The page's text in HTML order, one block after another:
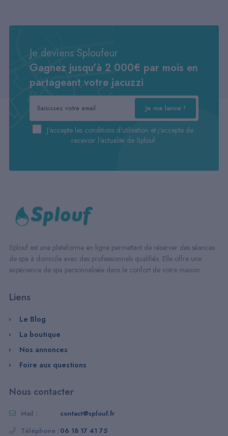
Je deviens Sploufeur
Gagnez jusqu'à 2 000€ par mois en
partageant votre jacuzzi
J'accepte les conditions d'utilisation et j'accepte de
recevoir l'actualité de Splouf.
Je me lance !
Splouf est une plateforme en ligne permettant de réserver des séances
de spa à domicile avec des professionnels qualifiés. Elle offre une
expérience de spa personnalisée dans le confort de votre maison
Liens
Le Blog
La boutique
Nos annonces
Foire aux questions
Nous contacter
Mail :
contact@splouf.fr
Téléphone : 06 18 17 41 75